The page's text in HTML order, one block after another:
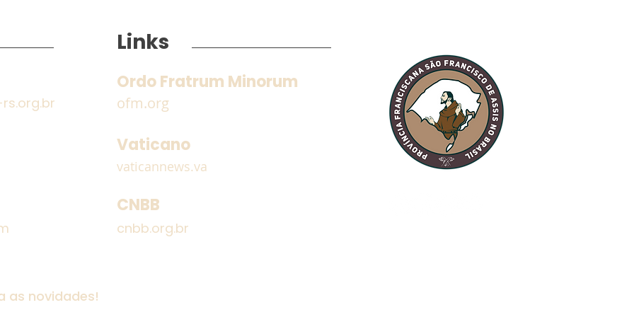
Franciscano
Mensagem do Ministro
Geral Frei Massimo
Fusarelli, OFM sobre a
guerra no Oriente Médio
Links
Ordo Fratrum Minorum
ofm.org
Vaticano
vaticannews.va
CNBB
cnbb.org.br
as novidades!